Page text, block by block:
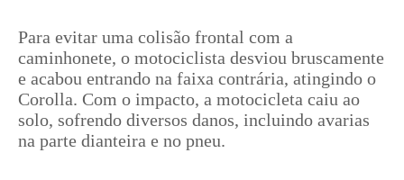
Para evitar uma colisão frontal com a
caminhonete, o motociclista desviou bruscamente
e acabou entrando na faixa contrária, atingindo o
Corolla. Com o impacto, a motocicleta caiu ao
solo, sofrendo diversos danos, incluindo avarias
na parte dianteira e no pneu.